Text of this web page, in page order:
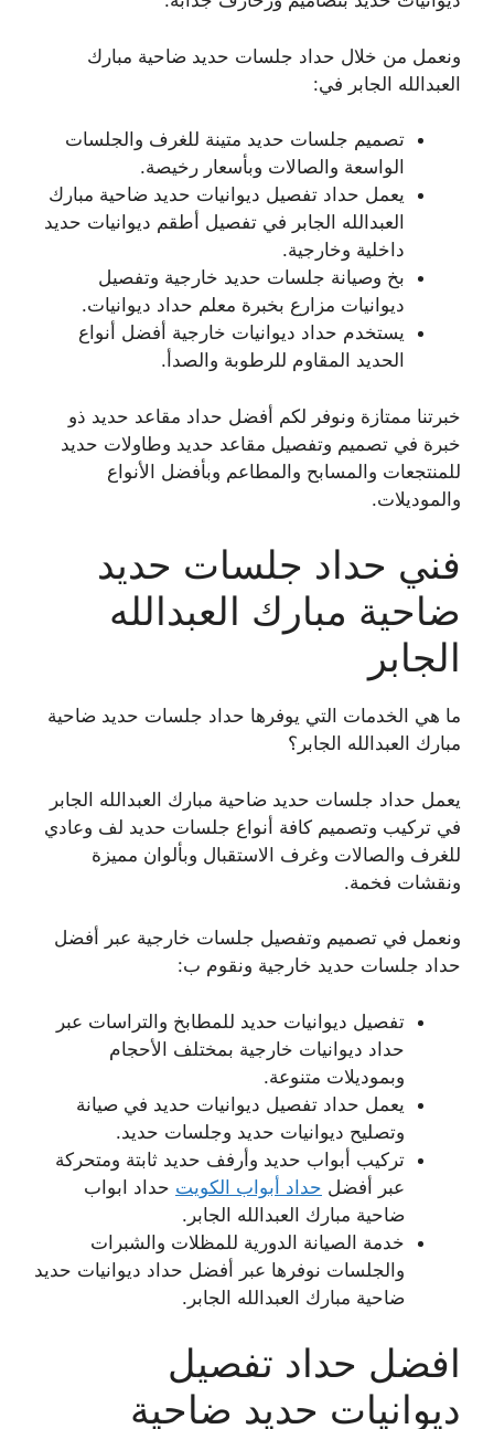
ونعمل من خلال حداد جلسات حديد ضاحية مبارك
العبدالله الجابر في:
تصميم جلسات حديد متينة للغرف والجلسات
الواسعة والصالات وبأسعار رخيصة.
يعمل حداد تفصيل ديوانيات حديد ضاحية مبارك
العبدالله الجابر في تفصيل أطقم ديوانيات حديد
داخلية وخارجية.
بخ وصيانة جلسات حديد خارجية وتفصيل
ديوانيات مزارع بخبرة معلم حداد ديوانيات.
يستخدم حداد ديوانيات خارجية أفضل أنواع
الحديد المقاوم للرطوبة والصدأ.
خبرتنا ممتازة ونوفر لكم أفضل حداد مقاعد حديد ذو
خبرة في تصميم وتفصيل مقاعد حديد وطاولات حديد
للمنتجعات والمسابح والمطاعم وبأفضل الأنواع
والموديلات.
فني حداد جلسات حديد
ضاحية مبارك العبدالله
الجابر
ما هي الخدمات التي يوفرها حداد جلسات حديد ضاحية
مبارك العبدالله الجابر؟
يعمل حداد جلسات حديد ضاحية مبارك العبدالله الجابر
في تركيب وتصميم كافة أنواع جلسات حديد لف وعادي
للغرف والصالات وغرف الاستقبال وبألوان مميزة
ونقشات فخمة.
ونعمل في تصميم وتفصيل جلسات خارجية عبر أفضل
حداد جلسات حديد خارجية ونقوم ب:
تفصيل ديوانيات حديد للمطابخ والتراسات عبر
حداد ديوانيات خارجية بمختلف الأحجام
وبموديلات متنوعة.
يعمل حداد تفصيل ديوانيات حديد في صيانة
وتصليح ديوانيات حديد وجلسات حديد.
تركيب أبواب حديد وأرفف حديد ثابتة ومتحركة
عبر أفضل حداد أبواب الكويت حداد ابواب
ضاحية مبارك العبدالله الجابر.
خدمة الصيانة الدورية للمظلات والشبرات
والجلسات نوفرها عبر أفضل حداد ديوانيات حديد
ضاحية مبارك العبدالله الجابر.
افضل حداد تفصيل
ديوانيات حديد ضاحية